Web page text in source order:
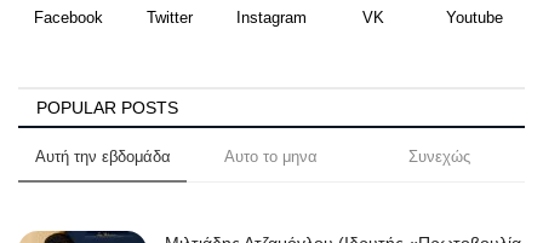
Facebook Twitter Instagram VK Youtube
POPULAR POSTS
Αυτή την εβδομάδα Αυτο το μηνα Συνεχώς